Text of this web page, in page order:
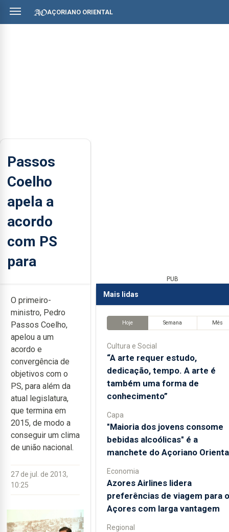
AÇORIANO ORIENTAL
Passos
Coelho
apela a
acordo
com PS
para
O primeiro-
ministro, Pedro
Passos Coelho,
apelou a um
acordo e
convergência de
objetivos com o
PS, para além da
atual legislatura,
que termina em
2015, de modo a
conseguir um clima
de união nacional.
27 de jul. de 2013,
10:25
PUB
Mais lidas
Hoje Semana Mês
Cultura e Social
“A arte requer estudo,
dedicação, tempo. A arte é
também uma forma de
conhecimento”
Capa
"Maioria dos jovens consome
bebidas alcoólicas" é a
manchete do Açoriano
Economia
Azores Airlines lidera
preferências de viagem para
Açores com larga vantagem
Regional